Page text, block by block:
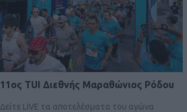
11ος TUI Διεθνής Mαραθώνιος Ρόδου
Δείτε LIVE τα αποτελέσματα του αγώνα